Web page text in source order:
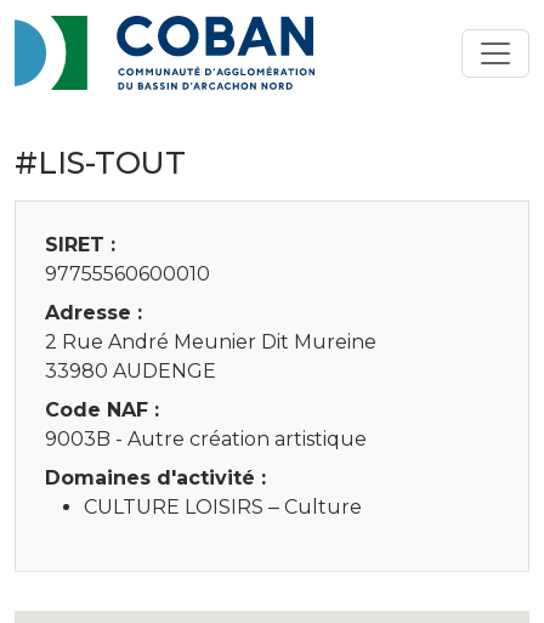
#LIS-TOUT
SIRET :
97755560600010
Adresse :
2 Rue André Meunier Dit Mureine
33980 AUDENGE
Code NAF :
9003B - Autre création artistique
Domaines d'activité :
CULTURE LOISIRS ‒ Culture